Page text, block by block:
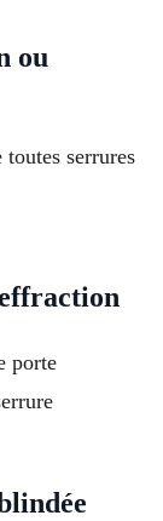
ou
serrures
porte